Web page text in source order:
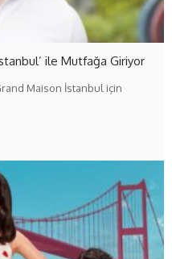
ile Mutfağa Giriyor
Maison İstanbul için